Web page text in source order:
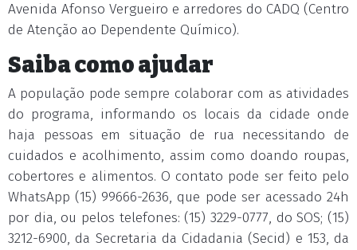
Avenida Afonso Vergueiro e arredores do CADQ (Centro
de Atenção ao Dependente Químico).
Saiba como ajudar
A população pode sempre colaborar com as atividades
do programa, informando os locais da cidade onde
haja pessoas em situação de rua necessitando de
cuidados e acolhimento, assim como doando roupas,
cobertores e alimentos. O contato pode ser feito pelo
WhatsApp (15) 99666-2636, que pode ser acessado 24h
por dia, ou pelos telefones: (15) 3229-0777, do SOS; (15)
3212-6900, da Secretaria da Cidadania (Secid) e 153, da